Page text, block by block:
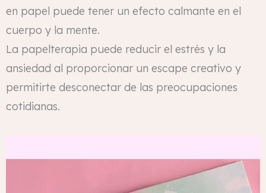
en papel puede tener un efecto calmante en el
cuerpo y la mente.
La papelterapia puede reducir el estrés y la
ansiedad al proporcionar un escape creativo y
permitirte desconectar de las preocupaciones
cotidianas.